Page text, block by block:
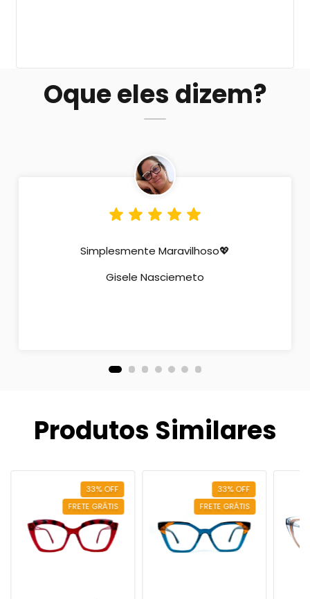
Oque eles dizem?
Simplesmente Maravilhoso💖
Gisele Nasciemeto
Produtos Similares
33%OFF
FRETE GRÁTIS
33%OFF
FRETE GRÁTIS